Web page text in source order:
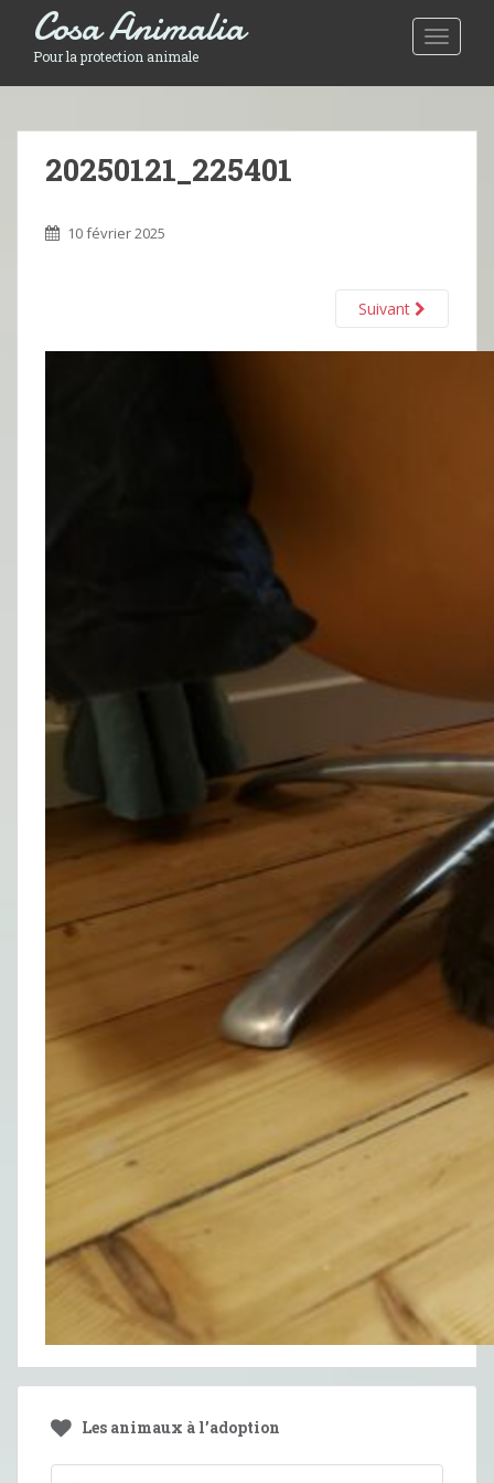
Toggle
Cosa Animalia
Pour la protection animale
20250121_225401
10 février 2025
Suivant
Les animaux à l’adoption